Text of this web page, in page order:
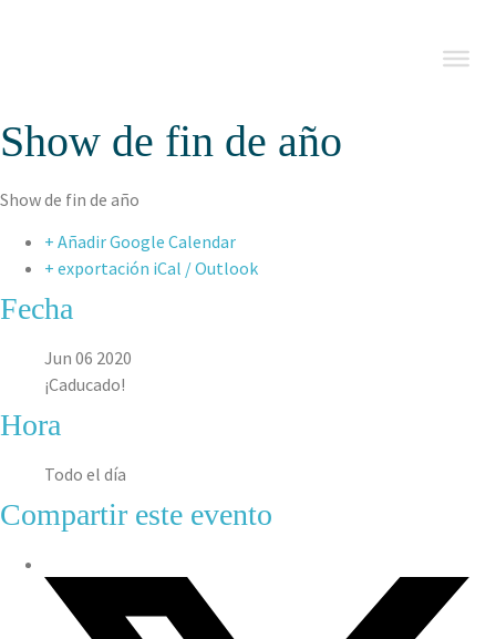
Show de fin de año
Show de fin de año
+ Añadir Google Calendar
+ exportación iCal / Outlook
Fecha
Jun 06 2020
¡Caducado!
Hora
Todo el día
Compartir este evento